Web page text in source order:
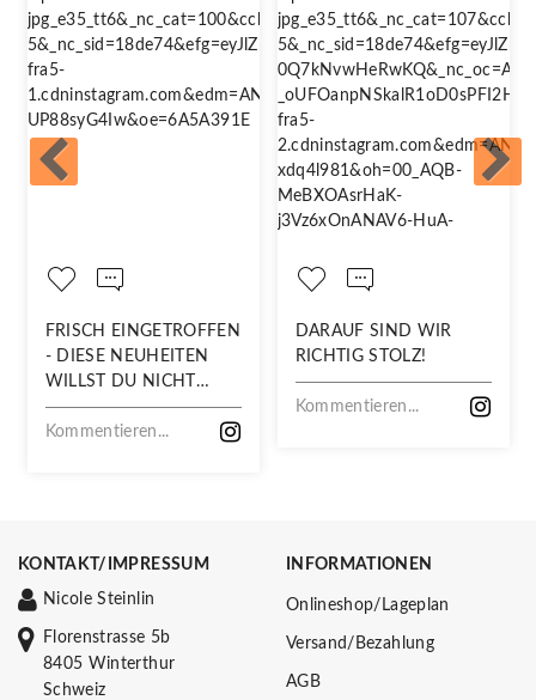
FRISCH EINGETROFFEN
- DIESE NEUHEITEN
WILLST DU NICHT
VERPASSEN!
Kommentieren...
DARAUF SIND WIR
RICHTIG STOLZ!
Kommentieren...
KONTAKT/IMPRESSUM
Nicole Steinlin
Florenstrasse 5b
8405 Winterthur
Schweiz
INFORMATIONEN
Onlineshop/Lageplan
Versand/Bezahlung
AGB